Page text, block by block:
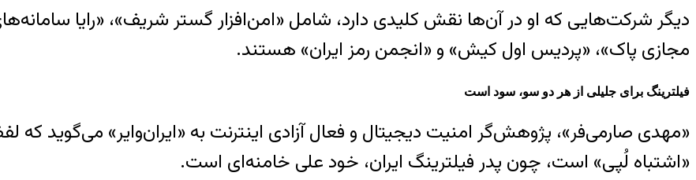
دیگر شرکت‌هایی که او در آن‌ها نقش کلیدی دارد، شامل «امن‌افزار گستر شریف»، «رایا
مجازی پاک»، «پردیس اول کیش» و «انجمن رمز ایران» هستند.
فیلترینگ برای جلیلی از هر دو سو، سود است
«مهدی صارمی‌فر»، پژوهش‌گر امنیت دیجیتال و فعال آزادی اینترنت به «ایران‌وایر» می‌گوید که
«اشتباه لُپی» است، چون پدر فیلترینگ ایران، خود علی خامنه‌ای است.